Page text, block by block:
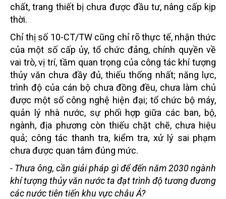
chất, trang thiết bị chưa được đầu tư, nâng cấp kịp
thời.
Chỉ thị số 10-CT/TW cũng chỉ rõ thực tế, nhận thức
của một số cấp ủy, tổ chức đảng, chính quyền về
vai trò, vị trí, tầm quan trọng của công tác khí tượng
thủy văn chưa đầy đủ, thiếu thống nhất; năng lực,
trình độ của cán bộ chưa đồng đều, chưa làm chủ
được một số công nghệ hiện đại; tổ chức bộ máy,
quản lý nhà nước, sự phối hợp giữa các ban, bộ,
ngành, địa phương còn thiếu chặt chẽ, chưa hiệu
quả; công tác thanh tra, kiểm tra, xử lý sai phạm
chưa được quan tâm đúng mức.
- Thưa ông, cần giải pháp gì để đến năm 2030 ngành
khí tượng thủy văn nước ta đạt trình độ tương đương
các nước tiên tiến khu vực châu Á?